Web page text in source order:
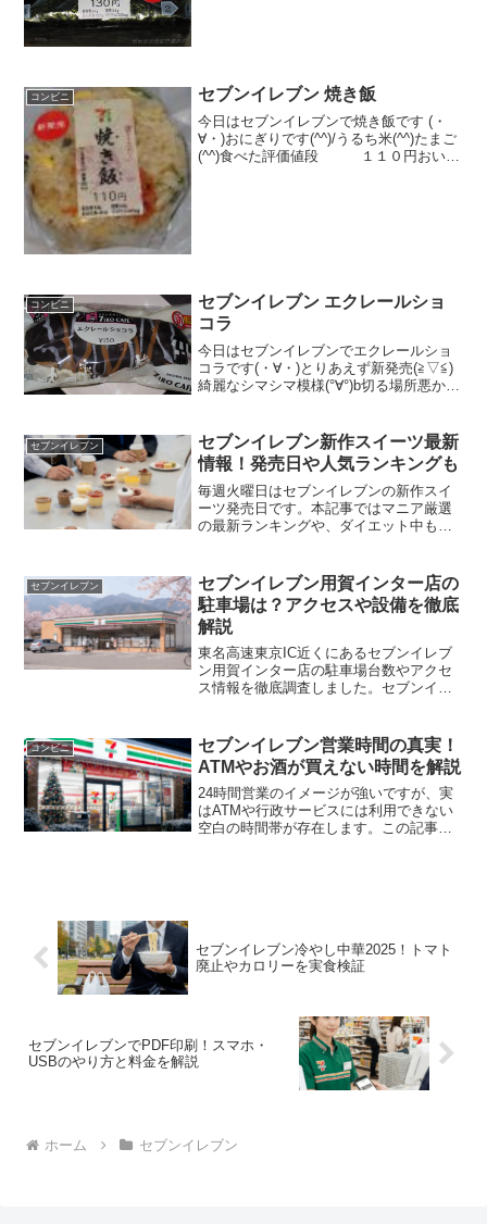
コンビニ セブンイレブン 焼き飯
今日はセブンイレブンで焼き飯です (・
∀・)おにぎりです(^^)/うるち米(^^)たまご
(^^)食べた評価値段 １１０円おいし
コンビニ
セブンイレブン エクレールショ
コラ
今日はセブンイレブンでエクレールショ
コラです(・∀・)とりあえず新発売(≧▽≦)
綺麗なシマシマ模様(°∀°)b切る場所悪かっ
★★★☆☆量 ★★★☆☆ カロ
リ...
セブンイレブン
セブンイレブン新作スイーツ最新
情報！発売日や人気ランキングも
毎週火曜日はセブンイレブンの新作スイ
ーツ発売日です。本記事ではマニア厳選
の最新ランキングや、ダイエット中も安
狙い目の時間やアイスコーナーの隠れた
名品もチェックして、話題の美味しい商
品を逃さず楽しみましょう。
セブンイレブン
セブンイレブン用賀インター店の
駐車場は？アクセスや設備を徹底
解説
東名高速東京IC近くにあるセブンイレブ
ン用賀インター店の駐車場台数やアクセ
ス情報を徹底調査しました。セブンイレ
イレも完備。ATMやタバコ販売など、ド
ライブ休憩に役立つ設備や詳細な行き方
を解説しています。
コンビニ
セブンイレブン営業時間の真実！
ATMやお酒が買えない時間を解説
24時間営業のイメージが強いですが、実
はATMや行政サービスには利用できない
空白の時間帯が存在します。この記事で
セブンイレブン冷やし中華2025！トマト
廃止やカロリーを実食検証
セブンイレブンでPDF印刷！スマホ・
USBのやり方と料金を解説
ホーム セブンイレブン